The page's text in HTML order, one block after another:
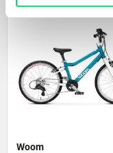
zu analysieren.
Deiner
für soziale Medien,
Unsere Partner
möglicherweise
ihnen
Woom